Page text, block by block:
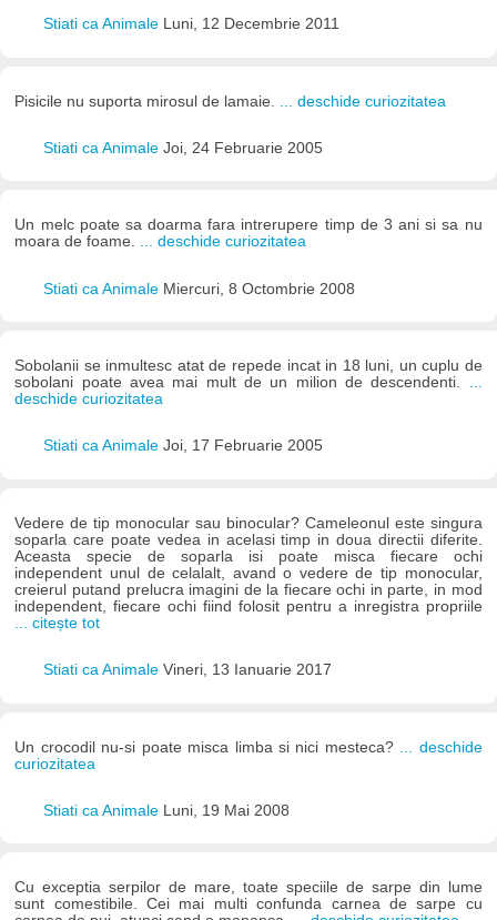
Stiati ca Animale Luni, 12 Decembrie 2011
Pisicile nu suporta mirosul de lamaie. ... deschide curiozitatea
Stiati ca Animale Joi, 24 Februarie 2005
Un melc poate sa doarma fara intrerupere timp de 3 ani si sa nu
moara de foame. ... deschide curiozitatea
Stiati ca Animale Miercuri, 8 Octombrie 2008
Sobolanii se inmultesc atat de repede incat in 18 luni, un cuplu de
sobolani poate avea mai mult de un milion de descendenti. ...
deschide curiozitatea
Stiati ca Animale Joi, 17 Februarie 2005
Vedere de tip monocular sau binocular? Cameleonul este singura
soparla care poate vedea in acelasi timp in doua directii diferite.
Aceasta specie de soparla isi poate misca fiecare ochi
independent unul de celalalt, avand o vedere de tip monocular,
creierul putand prelucra imagini de la fiecare ochi in parte, in mod
independent, fiecare ochi fiind folosit pentru a inregistra propriile
... citește tot
Stiati ca Animale Vineri, 13 Ianuarie 2017
Un crocodil nu-si poate misca limba si nici mesteca?
... deschide
curiozitatea
Stiati ca Animale Luni, 19 Mai 2008
Cu exceptia serpilor de mare, toate speciile de sarpe din lume
sunt comestibile. Cei mai multi confunda carnea de sarpe cu